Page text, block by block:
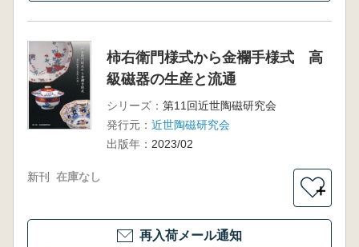
柿右衛門様式から金襴手様式 高
級磁器の生産と流通
シリーズ： 第11回近世陶磁研究会
発行元： 近世陶磁研究会
出版年： 2023/02
新刊 在庫なし
＋
再入荷メール通知